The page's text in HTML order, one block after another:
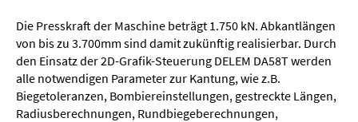
Die Presskraft der Maschine beträgt 1.750 kN. Abkantlängen
von bis zu 3.700mm sind damit zukünftig realisierbar. Durch
den Einsatz der 2D-Grafik-Steuerung DELEM DA58T werden
alle notwendigen Parameter zur Kantung, wie z.B.
Biegetoleranzen, Bombiereinstellungen, gestreckte Längen,
Radiusberechnungen, Rundbiegeberechnungen,